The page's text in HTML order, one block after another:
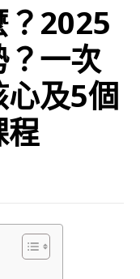
2025
一次
及5個
程